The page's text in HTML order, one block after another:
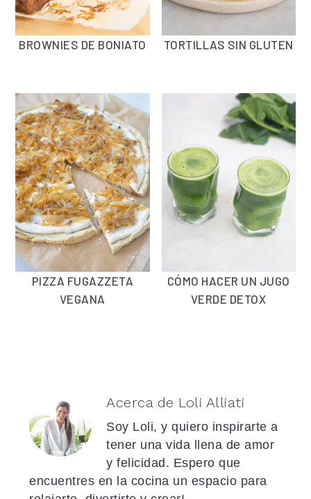
BROWNIES DE BONIATO TORTILLAS SIN GLUTEN
PIZZA FUGAZZETA
VEGANA
CÓMO HACER UN JUGO
VERDE DETOX
Acerca de Loli Alliati
Soy Loli, y quiero inspirarte a
tener una vida llena de amor
y felicidad. Espero que
encuentres en la cocina un espacio para